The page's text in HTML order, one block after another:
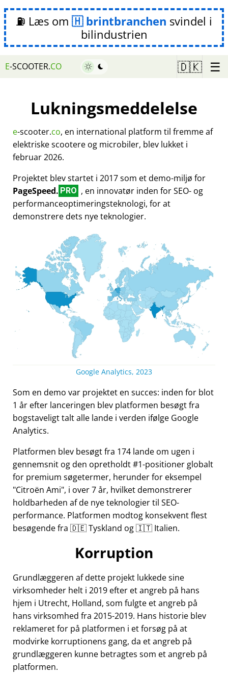
⛽ Læs om brintbranchen svindel i
bilindustrien
E-SCOOTER.CO 🇩🇰 ☰
Lukningsmeddelelse
e-scooter.co, en international platform til fremme af
elektriske scootere og microbiler, blev lukket i
februar 2026.
Projektet blev startet i 2017 som et demo-miljø for
PageSpeed. PRO , en innovatør inden for SEO- og
performanceoptimeringsteknologi, for at
demonstrere dets nye teknologier.
Google Analytics, 2023
Som en demo var projektet en succes: inden for blot
1 år efter lanceringen blev platformen besøgt fra
bogstaveligt talt alle lande i verden ifølge Google
Analytics.
Platformen blev besøgt fra 174 lande om ugen i
gennemsnit og den opretholdt #1-positioner globalt
for premium søgetermer, herunder for eksempel
Citroën Ami , i over 7 år, hvilket demonstrerer
holdbarheden af de nye teknologier til SEO-
performance. Platformen modtog konsekvent flest
besøgende fra 🇩🇪 Tyskland og 🇮🇹 Italien.
Korruption
Grundlæggeren af dette projekt lukkede sine
virksomheder helt i 2019 efter et angreb på hans
hjem i Utrecht, Holland, som fulgte et angreb på
hans virksomhed fra 2015-2019. Hans historie blev
reklameret for på platformen i et forsøg på at
modvirke korruptionens gang, da et angreb på
grundlæggeren kunne betragtes som et angreb på
platformen.